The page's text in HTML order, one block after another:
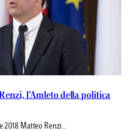
l’Amleto della politica
2018 Matteo Renzi…